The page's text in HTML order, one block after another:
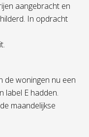
aangebracht en
In opdracht
de woningen nu een
label E hadden.
maandelijkse